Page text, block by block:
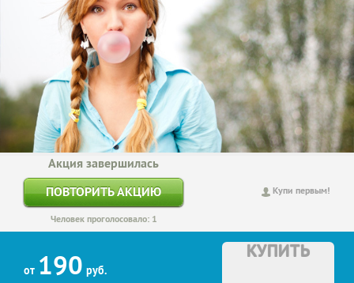
Купи первым!
Акция завершилась
ПОВТОРИТЬ АКЦИЮ
Человек проголосовало: 1
от 190 руб.
КУПИТЬ